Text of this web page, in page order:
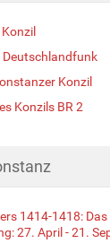
Konzil
Konzils BR 2
1414-1418:
27. April - 21.